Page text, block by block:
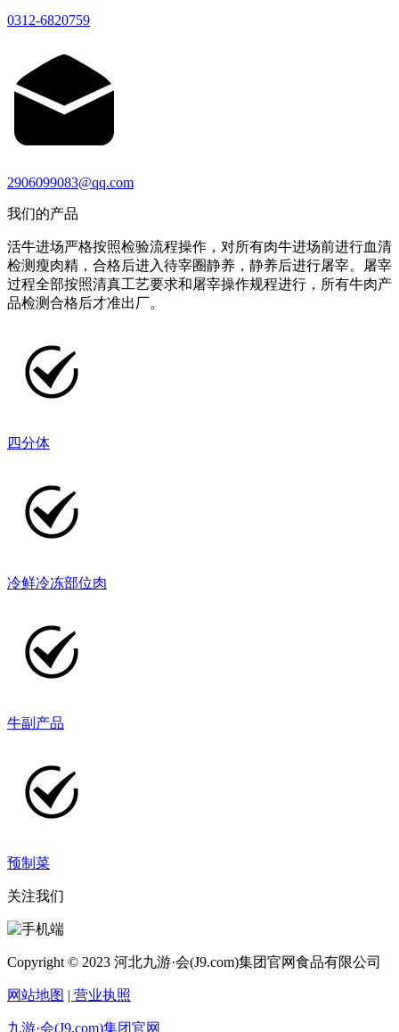
0312-6820759
2906099083@qq.com
我们的产品
活牛进场严格按照检验流程操作，对所有肉牛进场前进行血清
检测瘦肉精，合格后进入待宰圈静养，静养后进行屠宰。屠宰
过程全部按照清真工艺要求和屠宰操作规程进行，所有牛肉产
品检测合格后才准出厂。
四分体
冷鲜冷冻部位肉
牛副产品
预制菜
关注我们
Copyright © 2023 河北九游·会(J9.com)集团官网食品有限公司
网站地图 | 营业执照
九游·会(J9.com)集团官网